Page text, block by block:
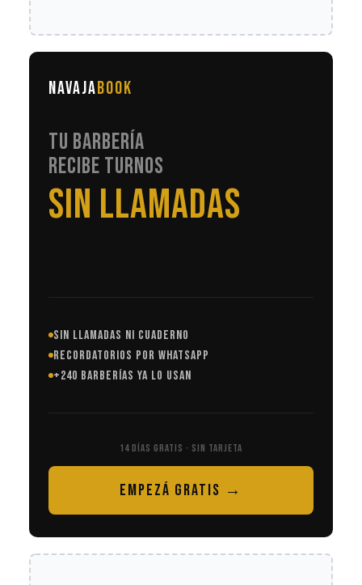
NAVAJABOOK
TU BARBERÍA
RECIBE TURNOS
EN AUTOMÁTICO
SIN LLAMADAS NI CUADERNO
RECORDATORIOS POR WHATSAPP
+240 BARBERÍAS YA LO USAN
14 DÍAS GRATIS · SIN TARJETA
EMPEZÁ GRATIS →